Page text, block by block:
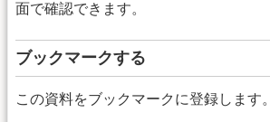
面で確認できます。
ブックマークする
この資料をブックマークに登録します。